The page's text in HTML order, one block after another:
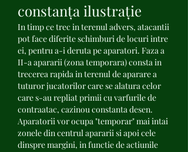
constanța ilustrație
In timp ce trec in terenul advers, atacantii
pot face diferite schimburi de locuri intre
ei, pentru a-i deruta pe aparatori. Faza a
II-a apararii (zona temporara) consta in
trecerea rapida in terenul de aparare a
tuturor jucatorilor care se alatura celor
care s-au repliat primii cu varfurile de
contraatac, cazinou constanta desen.
Aparatorii vor ocupa "temporar" mai intai
zonele din centrul apararii si apoi cele
dinspre margini, in functie de actiunile